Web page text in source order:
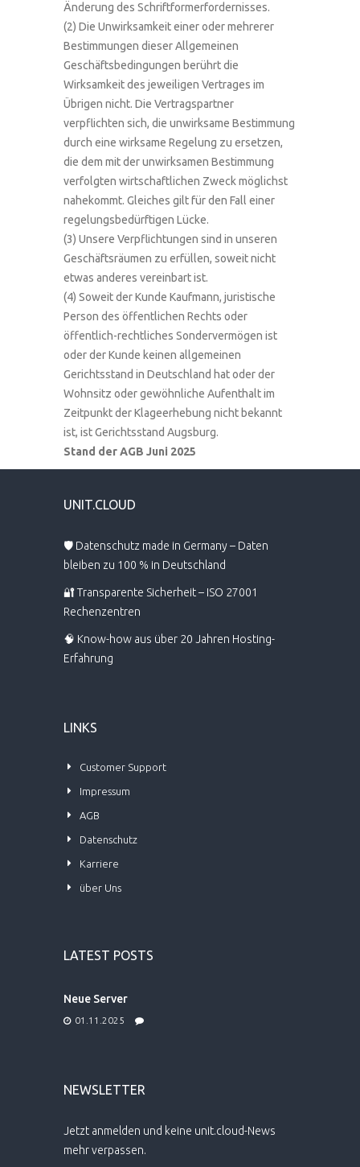
Änderung des Schriftformerfordernisses.
(2) Die Unwirksamkeit einer oder mehrerer
Bestimmungen dieser Allgemeinen
Geschäftsbedingungen berührt die
Wirksamkeit des jeweiligen Vertrages im
Übrigen nicht. Die Vertragspartner
verpflichten sich, die unwirksame Bestimmung
durch eine wirksame Regelung zu ersetzen,
die dem mit der unwirksamen Bestimmung
verfolgten wirtschaftlichen Zweck möglichst
nahekommt. Gleiches gilt für den Fall einer
regelungsbedürftigen Lücke.
(3) Unsere Verpflichtungen sind in unseren
Geschäftsräumen zu erfüllen, soweit nicht
etwas anderes vereinbart ist.
(4) Soweit der Kunde Kaufmann, juristische
Person des öffentlichen Rechts oder
öffentlich-rechtliches Sondervermögen ist
oder der Kunde keinen allgemeinen
Gerichtsstand in Deutschland hat oder der
Wohnsitz oder gewöhnliche Aufenthalt im
Zeitpunkt der Klageerhebung nicht bekannt
ist, ist Gerichtsstand Augsburg.
Stand der AGB Juni 2025
UNIT.CLOUD
🛡️ Datenschutz made in Germany – Daten
bleiben zu 100 % in Deutschland
🔐 Transparente Sicherheit – ISO 27001
Rechenzentren
🧠 Know-how aus über 20 Jahren Hosting-
Erfahrung
LINKS
Customer Support
Impressum
AGB
Datenschutz
Karriere
über Uns
LATEST POSTS
Neue Server
01.11.2025
NEWSLETTER
Jetzt anmelden und keine unit.cloud-News
mehr verpassen.